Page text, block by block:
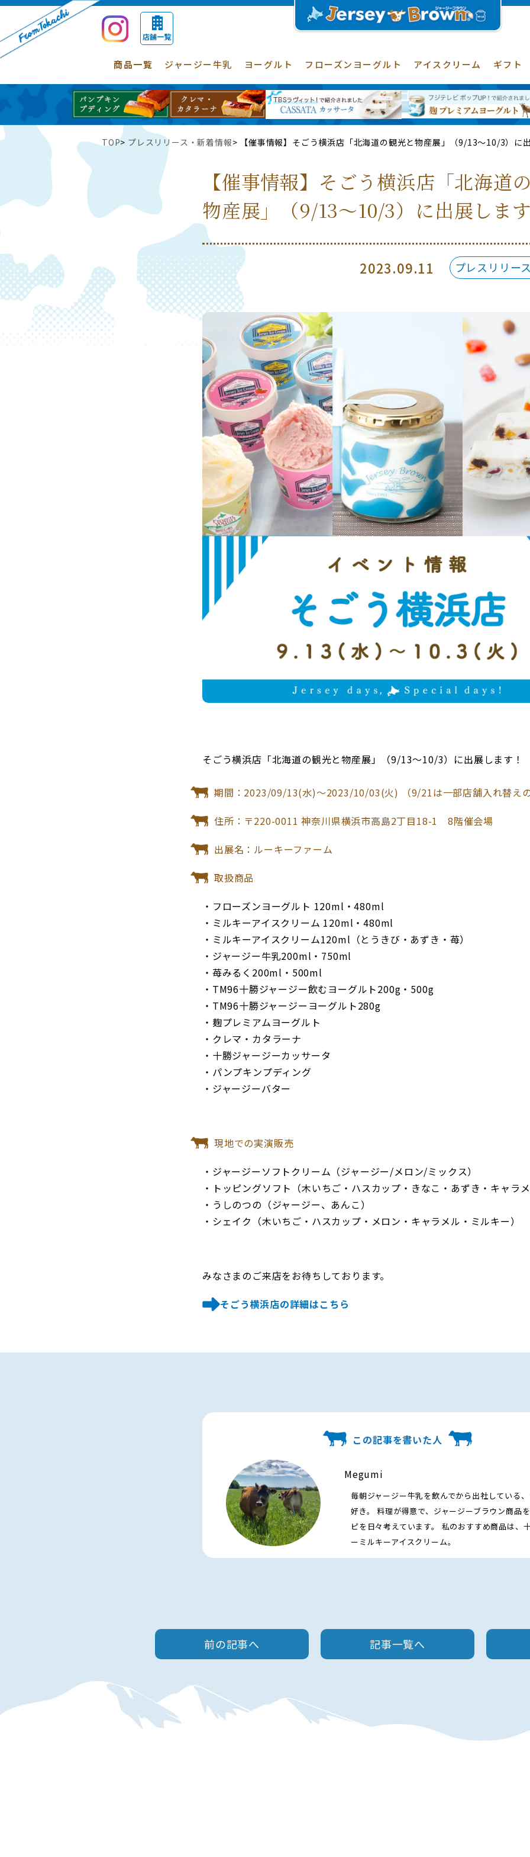
店舗一覧
商品一覧 ジャージー牛乳 ヨーグルト フローズンヨーグルト アイスクリーム ギフト
TOP プレスリリース・新着情報 【催事情報】そごう横浜店「北海道の観光と物産展」（9/13～10/3）に
【催事情報】そごう横浜店「北海道
物産展」（9/13～10/3）に出展しま
2023.09.11 プレスリリー
そごう横浜店「北海道の観光と物産展」（9/13～10/3）に出展します！
期間：2023/09/13(水)～2023/10/03(火) （9/21は一部店舗入れ替え
住所：〒220-0011 神奈川県横浜市高島2丁目18-1 8階催会場
出展名：ルーキーファーム
取扱商品
・フローズンヨーグルト 120ml・480ml
・ミルキーアイスクリーム 120ml・480ml
・ミルキーアイスクリーム120ml（とうきび・あずき・苺）
・ジャージー牛乳200ml・750ml
・苺みるく200ml・500ml
・TM96十勝ジャージー飲むヨーグルト200g・500g
・TM96十勝ジャージーヨーグルト280g
・麹プレミアムヨーグルト
・クレマ・カタラーナ
・十勝ジャージーカッサータ
・パンプキンプディング
・ジャージーバター
現地での実演販売
・ジャージーソフトクリーム（ジャージー/メロン/ミックス）
・トッピングソフト（木いちご・ハスカップ・きなこ・あずき・キャラ
・うしのつの（ジャージー、あんこ）
・シェイク（木いちご・ハスカップ・メロン・キャラメル・ミルキー）
みなさまのご来店をお待ちしております。
そごう横浜店の詳細はこちら
この記事を書いた人
Megumi
毎朝ジャージー牛乳を飲んでから出社している
好き。 料理が得意で、ジャージーブラウン商品
ピを日々考えています。 私のおすすめ商品は、
ーミルキーアイスクリーム。
前の記事へ 記事一覧へ